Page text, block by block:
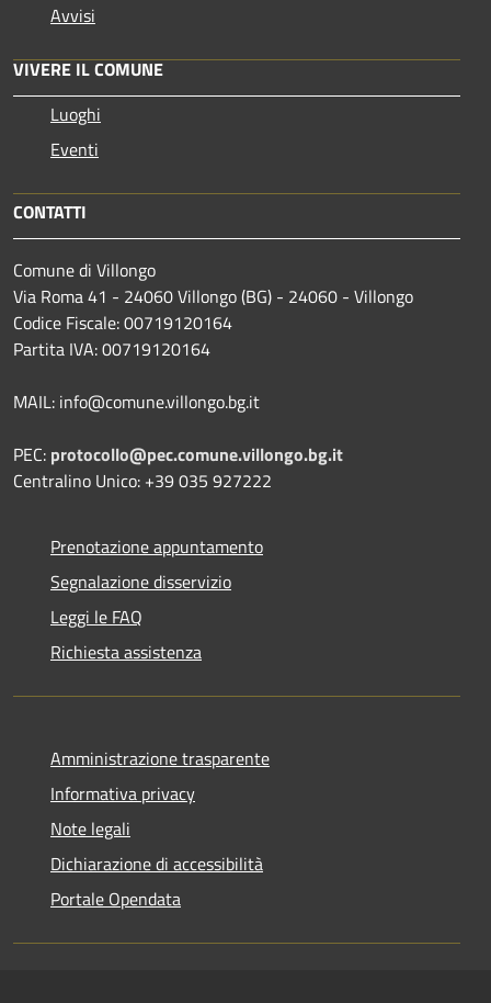
Avvisi
VIVERE IL COMUNE
Luoghi
Eventi
CONTATTI
Comune di Villongo
Via Roma 41 - 24060 Villongo (BG) - 24060 - Villongo
Codice Fiscale: 00719120164
Partita IVA: 00719120164
MAIL: info@comune.villongo.bg.it
PEC: protocollo@pec.comune.villongo.bg.it
Centralino Unico: +39 035 927222
Prenotazione appuntamento
Segnalazione disservizio
Leggi le FAQ
Richiesta assistenza
Amministrazione trasparente
Informativa privacy
Note legali
Dichiarazione di accessibilità
Portale Opendata